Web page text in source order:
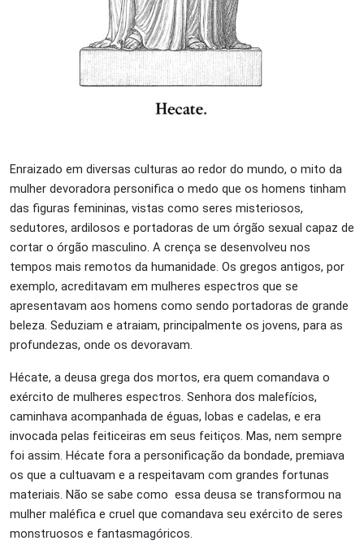
Enraizado em diversas culturas ao redor do mundo, o mito da
mulher devoradora personifica o medo que os homens tinham
das figuras femininas, vistas como seres misteriosos,
sedutores, ardilosos e portadoras de um órgão sexual capaz de
cortar o órgão masculino. A crença se desenvolveu nos
tempos mais remotos da humanidade. Os gregos antigos, por
exemplo, acreditavam em mulheres espectros que se
apresentavam aos homens como sendo portadoras de grande
beleza. Seduziam e atraiam, principalmente os jovens, para as
profundezas, onde os devoravam.
Hécate, a deusa grega dos mortos, era quem comandava o
exército de mulheres espectros. Senhora dos malefícios,
caminhava acompanhada de éguas, lobas e cadelas, e era
invocada pelas feiticeiras em seus feitiços. Mas, nem sempre
foi assim. Hécate fora a personificação da bondade, premiava
os que a cultuavam e a respeitavam com grandes fortunas
materiais. Não se sabe como essa deusa se transformou na
mulher maléfica e cruel que comandava seu exército de seres
monstruosos e fantasmagóricos.